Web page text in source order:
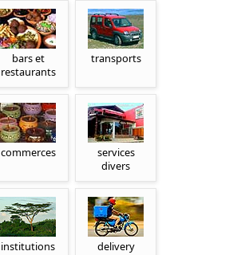
bars et
restaurants
transports
commerces
services
divers
institutions delivery